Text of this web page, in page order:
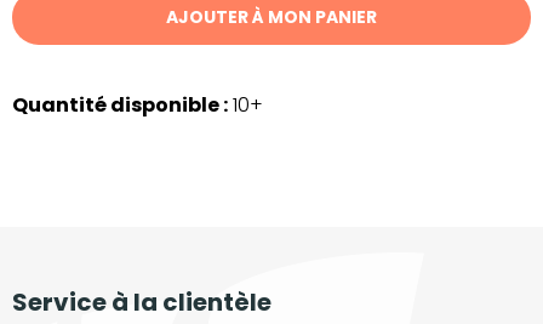
AJOUTER À MON PANIER
Quantité disponible :10+
Service à la clientèle